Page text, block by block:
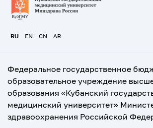
RU EN CN AR
Федеральное государственное
образовательное учреждение
образования «Кубанский
медицинский университет»
здравоохранения Российской